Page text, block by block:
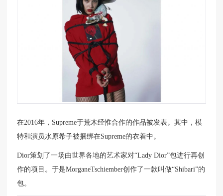
在2016年，Supreme于荒木经惟合作的作品被发表。其中，模
特和演员水原希子被捆绑在Supreme的衣着中。
Dior策划了一场由世界各地的艺术家对“Lady Dior”包进行再创
作的项目。于是MorganeTschiember创作了一款叫做“Shibari”的
包。